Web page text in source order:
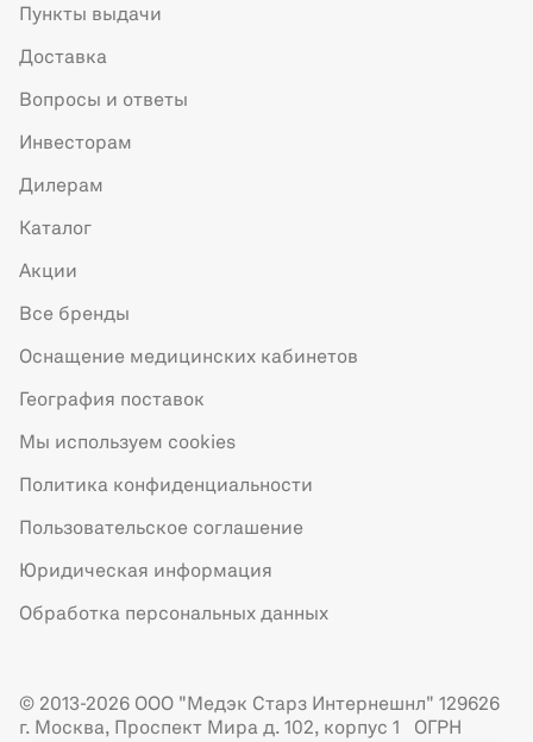
Пункты выдачи
Доставка
Вопросы и ответы
Инвесторам
Дилерам
Каталог
Акции
Все бренды
Оснащение медицинских кабинетов
География поставок
Мы используем cookies
Политика конфиденциальности
Пользовательское соглашение
Юридическая информация
Обработка персональных данных
© 2013-2026 ООО "Медэк Старз Интернешнл" 129626
г. Москва, Проспект Мира д. 102, корпус 1 ОГРН